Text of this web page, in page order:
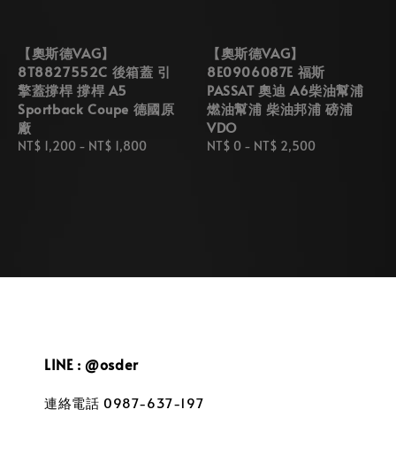
【奧斯德VAG】
8T8827552C 後箱蓋 引
擎蓋撐桿 撐桿 A5
Sportback Coupe 德國原
廠
Regular
NT$ 1,200 - NT$ 1,800
【奧斯德VAG】
8E0906087E 福斯
PASSAT 奧迪 A6柴油幫浦
燃油幫浦 柴油邦浦 磅浦
VDO
Regular
NT$ 0 - NT$ 2,500
LINE : @osder
連絡電話 0987-637-197